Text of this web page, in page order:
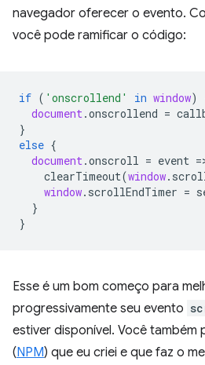
navegador oferecer o evento.
você pode ramificar o código:
if ( 'onscrollend' in window)
document.onscrollend =
}
else {
document.onscroll = event =
clearTimeout(window.
window. scrollEndTimer =
}
}
Esse é um bom começo para
progressivamente seu evento
estiver disponível. Você também
(NPM) que eu criei e que faz o